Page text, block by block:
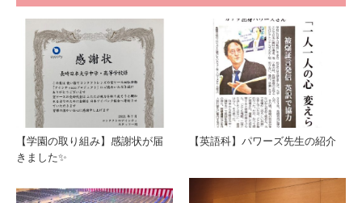
【学園の取り組み】感謝状が届
きました✨
【英語科】パワーズ先生の紹介